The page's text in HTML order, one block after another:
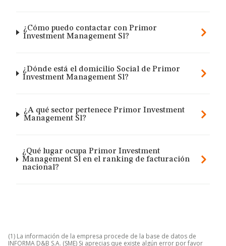
¿Cómo puedo contactar con Primor
Investment Management Sl?
¿Dónde está el domicilio Social de Primor
Investment Management Sl?
¿A qué sector pertenece Primor Investment
Management Sl?
¿Qué lugar ocupa Primor Investment
Management Sl en el ranking de facturación
nacional?
(1) La información de la empresa procede de la base de datos de
INFORMA D&B S.A. (SME) Si aprecias que existe algún error por favor